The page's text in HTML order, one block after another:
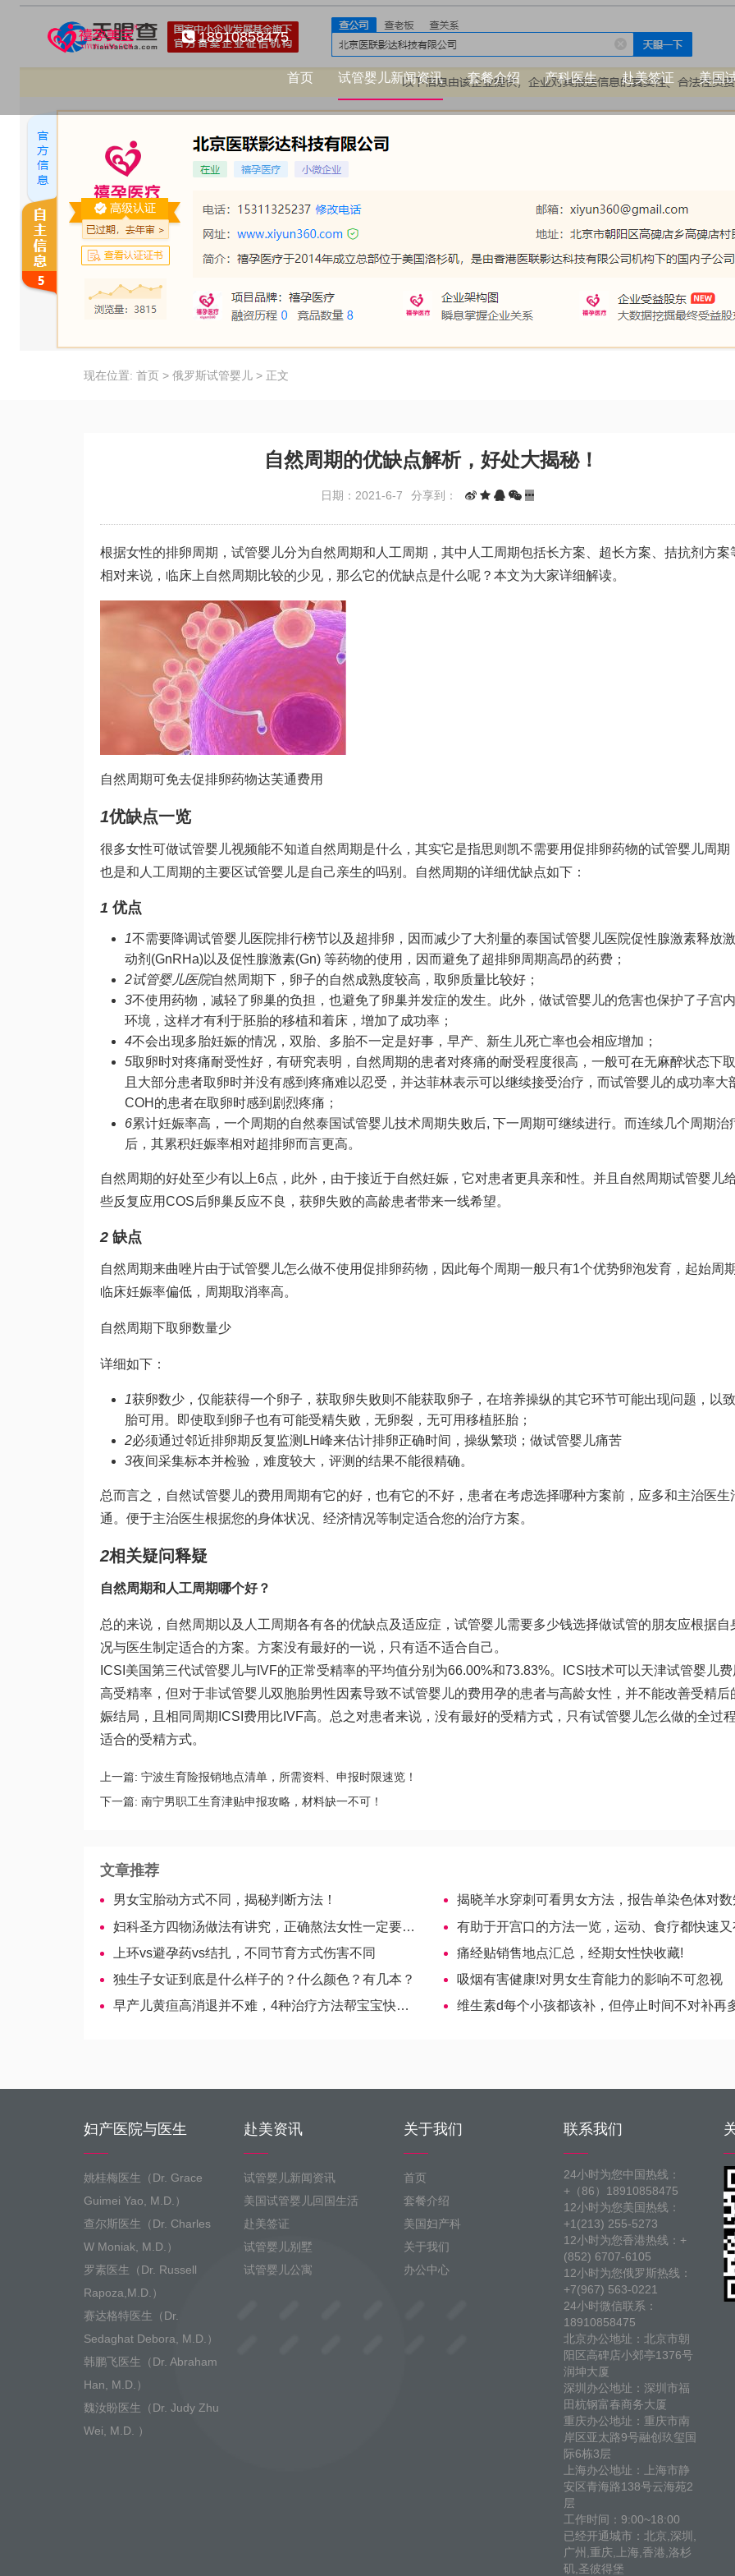
18910858475
首页 试管婴儿新闻资讯 套餐介绍 产科医生 赴美签证 美国
现在位置: 首页 > 俄罗斯试管婴儿 > 正文
自然周期的优缺点解析，好处大揭秘！
日期：2021-6-7 分享到：
根据女性的排卵周期，试管婴儿分为自然周期和人工周期，其中人工周期包括长方案、超长方案、拮抗剂方案
相对来说，临床上自然周期比较的少见，那么它的优缺点是什么呢？本文为大家详细解读。
自然周期可免去促排卵药物达芙通费用
1优缺点一览
很多女性可做试管婴儿视频能不知道自然周期是什么，其实它是指思则凯不需要用促排卵药物的试管婴儿周期
也是和人工周期的主要区试管婴儿是自己亲生的吗别。自然周期的详细优缺点如下：
1 优点
1不需要降调试管婴儿医院排行榜节以及超排卵，因而减少了大剂量的泰国试管婴儿医院促性腺激素释放
动剂(GnRHa)以及促性腺激素(Gn) 等药物的使用，因而避免了超排卵周期高昂的药费；
2试管婴儿医院自然周期下，卵子的自然成熟度较高，取卵质量比较好；
3不使用药物，减轻了卵巢的负担，也避免了卵巢并发症的发生。此外， 做试管婴儿的危害也保护了子宫
环境，这样才有利于胚胎的移植和着床，增加了成功率；
4不会出现多胎妊娠的情况，双胎、多胎不一定是好事，早产、新生儿死亡率也会相应增加；
5取卵时对疼痛耐受性好，有研究表明，自然周期的患者对疼痛的耐受程度很高，一般可在无麻醉状态下取
且大部分患者取卵时并没有感到疼痛难以忍受，并达菲林表示可以继续接受治疗，而试管婴儿的成功率大
COH的患者在取卵时感到剧烈疼痛；
6累计妊娠率高，一个周期的自然泰国试管婴儿技术周期失败后, 下一周期可继续进行。而连续几个周期治
后，其累积妊娠率相对超排卵而言更高。
自然周期的好处至少有以上6点，此外，由于接近于自然妊娠，它对患者更具亲和性。并且自然周期试管婴儿
些反复应用COS后卵巢反应不良，获卵失败的高龄患者带来一线希望。
2 缺点
自然周期来曲唑片由于试管婴儿怎么做不使用促排卵药物，因此每个周期一般只有1个优势卵泡发育，起始周
临床妊娠率偏低，周期取消率高。
自然周期下取卵数量少
详细如下：
1获卵数少，仅能获得一个卵子，获取卵失败则不能获取卵子，在培养操纵的其它环节可能出现问题，以
胎可用。即使取到卵子也有可能受精失败，无卵裂，无可用移植胚胎；
2必须通过邻近排卵期反复监测LH峰来估计排卵正确时间，操纵繁琐； 做试管婴儿痛苦
3夜间采集标本并检验，难度较大，评测的结果不能很精确。
总而言之，自然试管婴儿的费用 周期有它的好，也有它的不好，患者在考虑选择哪种方案前，应多和主治医生
通。便于主治医生根据您的身体状况、经济情况等制定适合您的治疗方案。
2相关疑问释疑
自然周期和人工周期哪个好？
总的来说，自然周期以及人工周期各有各的优缺点及适应症， 试管婴儿需要多少钱选择做试管的朋友应根据自
况与医生制定适合的方案。方案没有最好的一说，只有适不适合自己。
ICSI美国第三代试管婴儿与IVF的正常受精率的平均值分别为66.00%和73.83%。ICSI技术可以天津试管婴儿费
高受精率，但对于非试管婴儿双胞胎男性因素导致不试管婴儿的费用孕的患者与高龄女性，并不能改善受精后
娠结局，且相同周期ICSI费用比IVF高。总之对患者来说，没有最好的受精方式，只有试管婴儿怎么做的全过程
适合的受精方式。
上一篇: 宁波生育险报销地点清单，所需资料、申报时限速览！
下一篇: 南宁男职工生育津贴申报攻略，材料缺一不可！
文章推荐
男女宝胎动方式不同，揭秘判断方法！
揭晓羊水穿刺可看男女方法，报告单染色体对数知晓
妇科圣方四物汤做法有讲究，正确熬法女性一定要知晓
有助于开宫口的方法一览，运动、食疗都快速又
上环vs避孕药vs结扎，不同节育方式伤害不同
痛经贴销售地点汇总，经期女性快收藏!
独生子女证到底是什么样子的？什么颜色？有几本？
吸烟有害健康!对男女生育能力的影响不可忽视
早产儿黄疸高消退并不难，4种治疗方法帮宝宝快速降下来-美国试管婴儿
维生素d每个小孩都该补，但停止时间不对补再多也白
妇产医院与医生
姚桂梅医生（Dr. Grace
Guimei Yao, M.D.）
查尔斯医生（Dr. Charles
W Moniak, M.D.）
罗素医生（Dr. Russell
Rapoza,M.D.）
赛达格特医生（Dr.
Sedaghat Debora, M.D.）
韩鹏飞医生（Dr. Abraham
Han, M.D.）
魏汝盼医生（Dr. Judy Zhu
Wei, M.D. ）
赴美资讯
试管婴儿新闻资讯
美国试管婴儿回国生活
赴美签证
试管婴儿别墅
试管婴儿公寓
关于我们
首页
套餐介绍
美国妇产科
关于我们
办公中心
联系我们
24小时为您中国热线：
+（86）18910858475
12小时为您美国热线：
+1(213) 255-5273
12小时为您香港热线：+
(852) 6707-6105
12小时为您俄罗斯热线：
+7(967) 563-0221
24小时微信联系：
18910858475
北京办公地址：北京市朝
阳区高碑店小郊亭1376号
润坤大厦
深圳办公地址：深圳市福
田杭钢富春商务大厦
重庆办公地址：重庆市南
岸区亚太路9号融创玖玺国
际6栋3层
上海办公地址：上海市静
安区青海路138号云海苑2
层
工作时间：9:00~18:00
已经开通城市：北京,深圳,
广州,重庆,上海,香港,洛杉
矶,圣彼得堡